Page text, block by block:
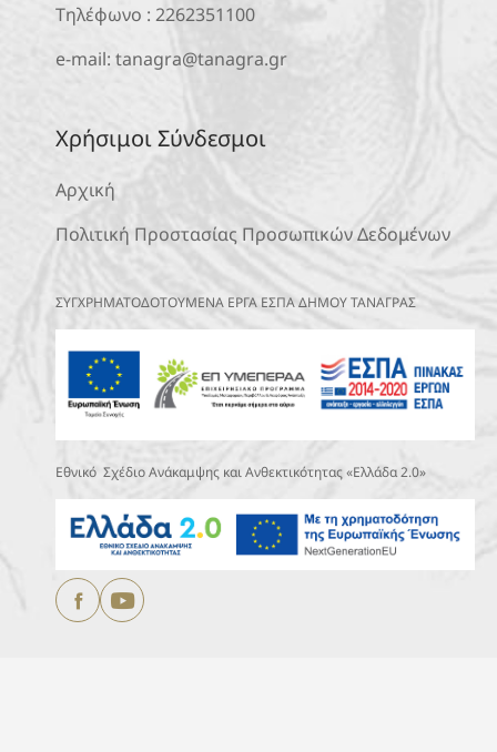
Τηλέφωνο : 2262351100
e-mail: tanagra@tanagra.gr
Χρήσιμοι Σύνδεσμοι
Αρχική
Πολιτική Προστασίας Προσωπικών Δεδομένων
ΣΥΓΧΡΗΜΑΤΟΔΟΤΟΥΜΕΝΑ ΕΡΓΑ ΕΣΠΑ ΔΗΜΟΥ ΤΑΝΑΓΡΑΣ
Εθνικό Σχέδιο Ανάκαμψης και Ανθεκτικότητας «Ελλάδα 2.0»